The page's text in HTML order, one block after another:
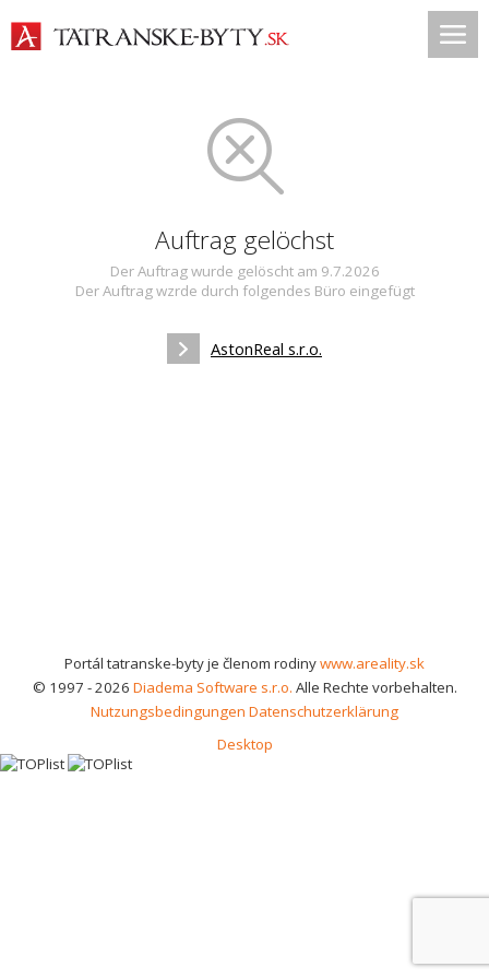
Auftrag gelöchst
Der Auftrag wurde gelöscht am 9.7.2026
Der Auftrag wzrde durch folgendes Büro eingefügt
AstonReal s.r.o.
Portál tatranske-byty je členom rodinywww.areality.sk
© 1997 - 2026 Diadema Software s.r.o. Alle Rechte vorbehalten.
Nutzungsbedingungen Datenschutzerklärung
Desktop